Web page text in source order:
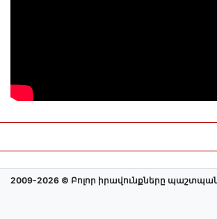
2009-2026 © Բոլոր իրավունքները